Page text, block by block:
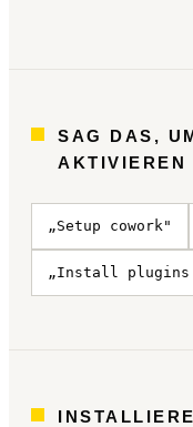
SAG DAS,
AKTIVIEREN
„Setup cowork"
„Install